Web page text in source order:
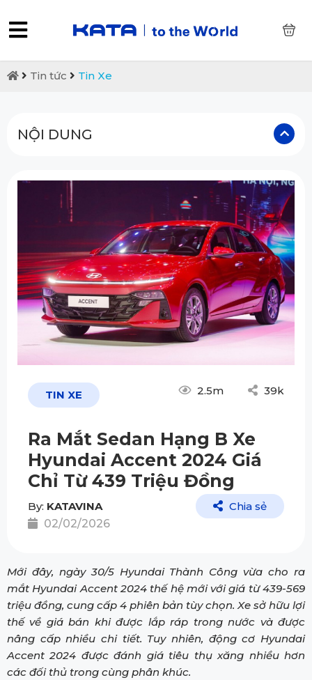
Tin tức Tin Xe
NỘI DUNG
TIN XE 2.5m 39k
Ra Mắt Sedan Hạng B Xe
Hyundai Accent 2024 Giá
Chỉ Từ 439 Triệu Đồng
By: KATAVINA
02/02/2026
Chia sẻ
Mới đây, ngày 30/5 Hyundai Thành Công vừa cho ra
mắt Hyundai Accent 2024 thế hệ mới với giá từ 439-569
triệu đồng, cung cấp 4 phiên bản tùy chọn. Xe sở hữu lợi
thế về giá bán khi được lắp ráp trong nước và được
nâng cấp nhiều chi tiết. Tuy nhiên, động cơ Hyundai
Accent 2024 được đánh giá tiêu thụ xăng nhiều hơn
các đối thủ trong cùng phân khúc.